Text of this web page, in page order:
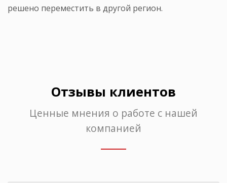
решено переместить в другой регион.
Отзывы клиентов
Ценные мнения о работе с нашей
компанией